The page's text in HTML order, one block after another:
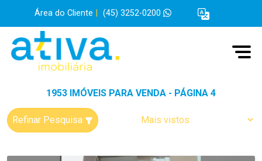
Área do Cliente (45) 3252-0200
1953 IMÓVEIS PARA VENDA - PÁGINA 4
Refinar Pesquisa